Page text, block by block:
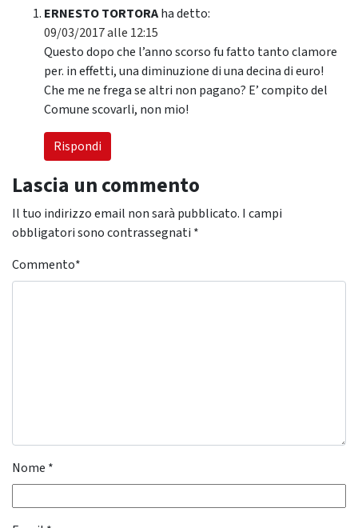
ERNESTO TORTORAha detto:
09/03/2017 alle 12:15
Questo dopo che l’anno scorso fu fatto tanto clamore
per. in effetti, una diminuzione di una decina di euro!
Che me ne frega se altri non pagano? E’ compito del
Comune scovarli, non mio!
Rispondi
Lascia un commento
Il tuo indirizzo email non sarà pubblicato. I campi
obbligatori sono contrassegnati *
Commento*
Nome *